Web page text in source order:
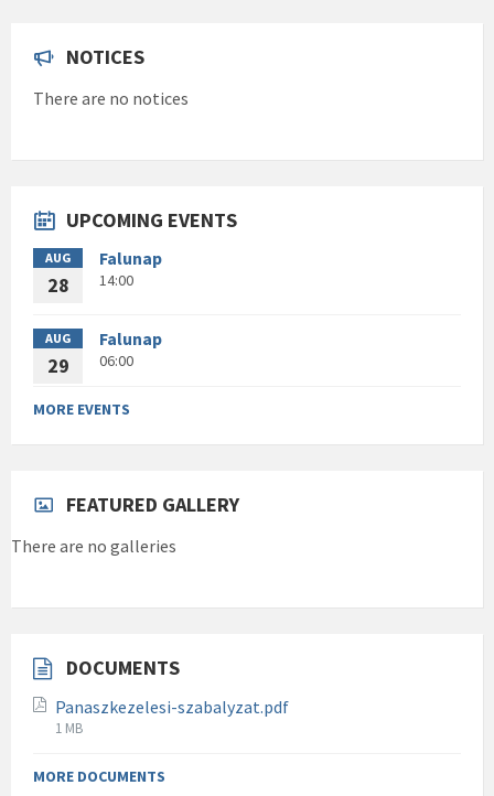
NOTICES
There are no notices
UPCOMING EVENTS
AUG
28
Falunap
14:00
AUG
29
Falunap
06:00
MORE EVENTS
FEATURED GALLERY
There are no galleries
DOCUMENTS
Panaszkezelesi-szabalyzat.pdf
F
l
1 MB
MORE DOCUMENTS